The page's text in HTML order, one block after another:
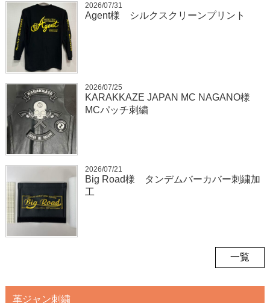
2026/07/31
Agent様 シルクスクリーンプリント
2026/07/25
KARAKKAZE JAPAN MC NAGANO様
MCパッチ刺繍
2026/07/21
Big Road様 タンデムバーカバー刺繍加
工
一覧
革ジャン刺繍